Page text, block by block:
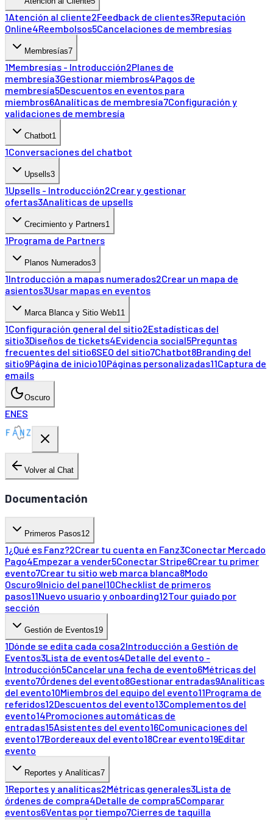
1Atención al cliente2Feedback de clientes3Reputación
Online4Reembolsos5Cancelaciones de membresías
Membresías7
1Membresías - Introducción2Planes de
membresía3Gestionar miembros4Pagos de
membresía5Descuentos en eventos para
miembros6Analíticas de membresía7Configuración y
validaciones de membresía
Chatbot1
1Conversaciones del chatbot
Upsells3
1Upsells - Introducción2Crear y gestionar
ofertas3Analíticas de upsells
Crecimiento y Partners1
1Programa de Partners
Planos Numerados3
1Introducción a mapas numerados2Crear un mapa de
asientos3Usar mapas en eventos
Marca Blanca y Sitio Web11
1Configuración general del sitio2Estadísticas del
sitio3Diseños de tickets4Evidencia social5Preguntas
frecuentes del sitio6SEO del sitio7Chatbot8Branding del
sitio9Página de inicio10Páginas personalizadas11Captura de
emails
Oscuro
ENES
Volver al Chat
Documentación
Primeros Pasos12
1¿Qué es Fanz?2Crear tu cuenta en Fanz3Conectar Mercado
Pago4Empezar a vender5Conectar Stripe6Crear tu primer
evento7Crear tu sitio web marca blanca8Modo
Oscuro9Inicio del panel10Checklist de primeros
pasos11Nuevo usuario y onboarding12Tour guiado por
sección
Gestión de Eventos19
1Dónde se edita cada cosa2Introducción a Gestión de
Eventos3Lista de eventos4Detalle del evento -
Introducción5Cancelar una fecha de evento6Métricas del
evento7Órdenes del evento8Gestionar entradas9Analíticas
del evento10Miembros del equipo del evento11Programa de
referidos12Descuentos del evento13Complementos del
evento14Promociones automáticas de
entradas15Asistentes del evento16Comunicaciones del
evento17Bordereaux del evento18Crear evento19Editar
evento
Reportes y Analíticas7
1Reportes y analíticas2Métricas generales3Lista de
órdenes de compra4Detalle de compra5Comparar
eventos6Ventas por tiempo7Cierres de taquilla